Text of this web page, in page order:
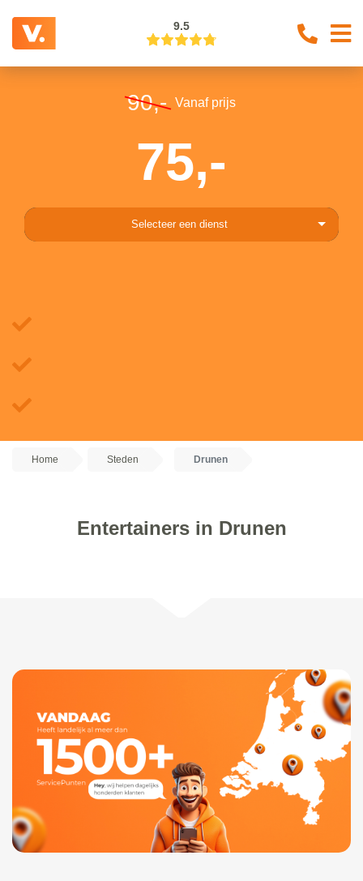
9.5
90,- Vanaf prijs
75,-
Selecteer een dienst
Home Steden Drunen
Entertainers in Drunen